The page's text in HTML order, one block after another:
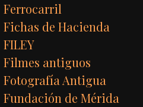
Ferrocarril
Fichas de Hacienda
FILEY
Filmes antiguos
Fotografía Antigua
Fundación de Mérida